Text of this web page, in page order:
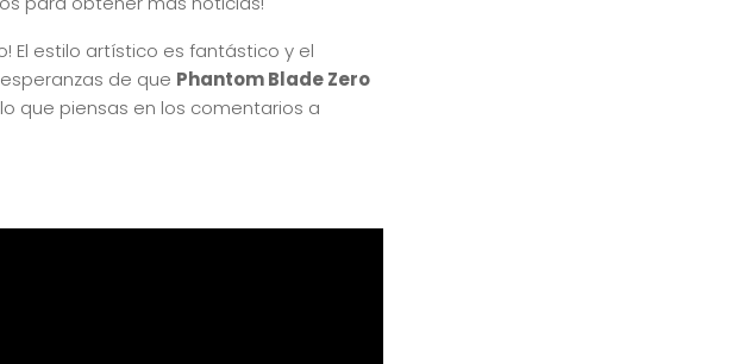
El estilo artístico es fantástico y el
de que Phantom Blade Zero
que piensas en los comentarios a